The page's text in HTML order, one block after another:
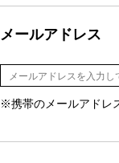
メールアドレス
※携帯のメールアドレ